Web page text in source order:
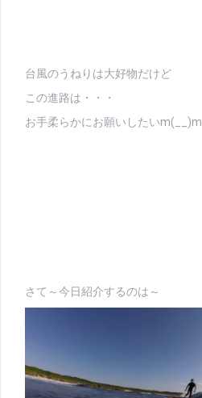
台風のうねりは大好物だけど
この進路は・・・
お手柔らかにお願いしたいm(__)m
さて～今日紹介するのは～